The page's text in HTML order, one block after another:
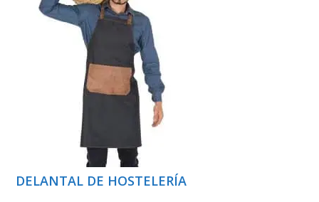
DELANTAL DE HOSTELERÍA